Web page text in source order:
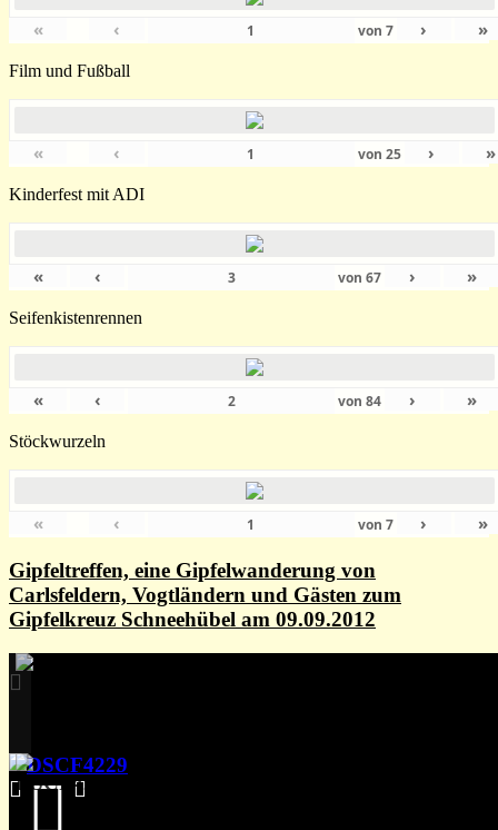
« ‹ von 7 › »
Film und Fußball
« ‹ von 25 › »
Kinderfest mit ADI
« ‹ von67 › »
Seifenkistenrennen
« ‹ von84 › »
Stöckwurzeln
« ‹ von 7 › »
Gipfeltreffen, eine Gipfelwanderung von
Carlsfeldern, Vogtländern und Gästen zum
Gipfelkreuz Schneehübel am 09.09.2012